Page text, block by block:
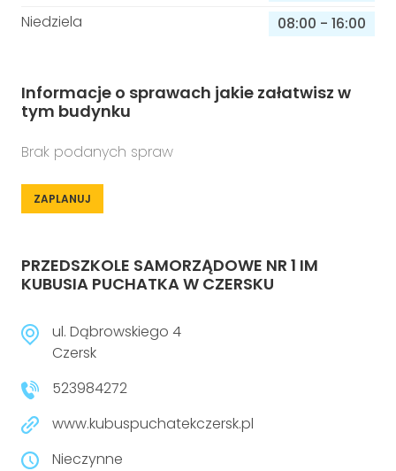
Niedziela
08:00 - 16:00
Informacje o sprawach jakie załatwisz w
tym budynku
Brak podanych spraw
ZAPLANUJ
PRZEDSZKOLE SAMORZĄDOWE NR 1 IM
KUBUSIA PUCHATKA W CZERSKU
ul. Dąbrowskiego 4
Czersk
523984272
www.kubuspuchatekczersk.pl
Nieczynne